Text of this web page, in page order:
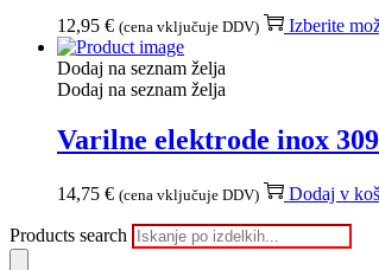
12,95 € (cena vključuje DDV) Izberite
Dodaj na seznam želja
Dodaj na seznam želja
Varilne elektrode inox
14,75 € (cena vključuje DDV) Dodaj v
Products search